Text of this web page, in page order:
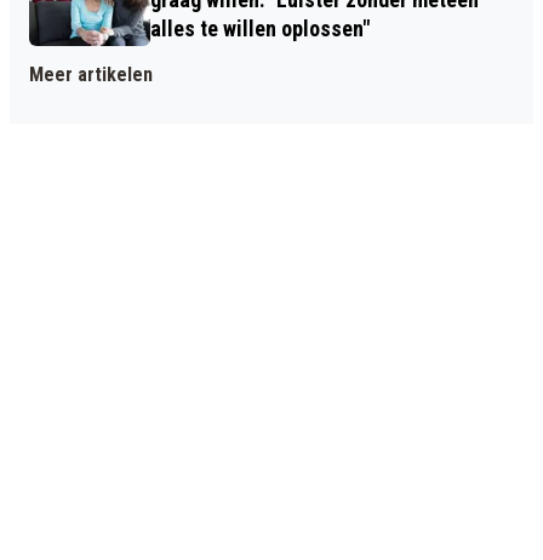
alles te willen oplossen"
Meer artikelen